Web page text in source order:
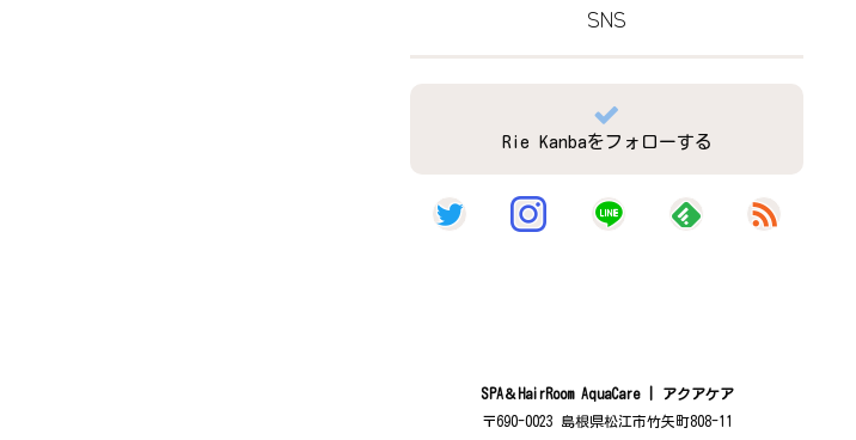
SNS
Rie Kanbaをフォローする
SPA＆HairRoom AquaCare | アクアケア
〒690-0023 島根県松江市竹矢町808-11